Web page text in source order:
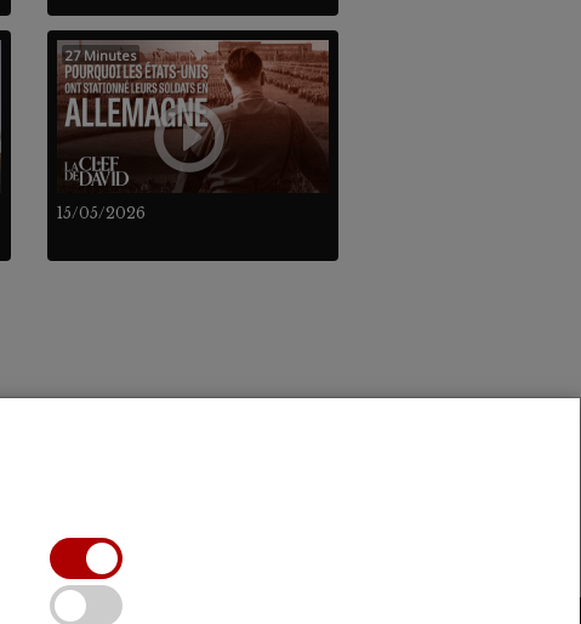
15/05/2026
27 Minutes